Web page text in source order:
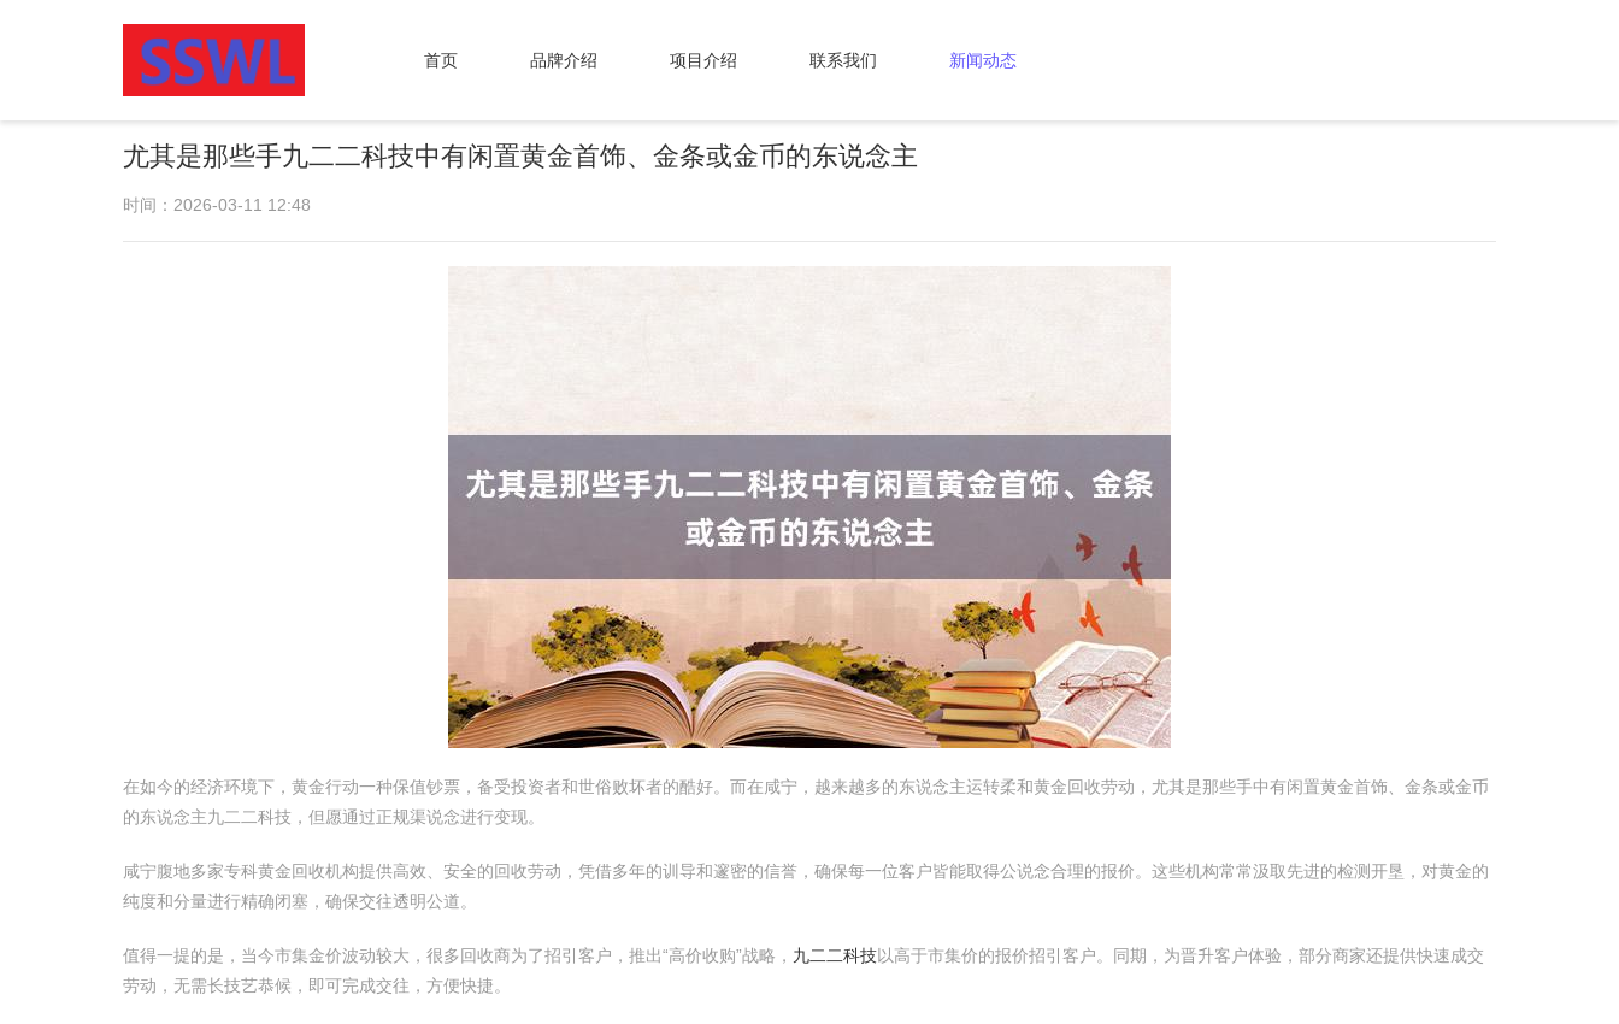
首页 品牌介绍 项目介绍 联系我们 新闻动态
尤其是那些手九二二科技中有闲置黄金首饰、金条或金币的东说念主
时间：2026-03-11 12:48
在如今的经济环境下，黄金行动一种保值钞票，备受投资者和世俗败坏者的酷好。而在咸宁，越来越多的东说念主运转柔和黄金回收劳动，尤其是那些手中有闲置黄金首饰、金条或金币
的东说念主九二二科技，但愿通过正规渠说念进行变现。
咸宁腹地多家专科黄金回收机构提供高效、安全的回收劳动，凭借多年的训导和邃密的信誉，确保每一位客户皆能取得公说念合理的报价。这些机构常常汲取先进的检测开垦，对黄金的
纯度和分量进行精确闭塞，确保交往透明公道。
值得一提的是，当今市集金价波动较大，很多回收商为了招引客户，推出“高价收购”战略， 九二二科技以高于市集价的报价招引客户。同期，为晋升客户体验，部分商家还提供快速成交
劳动，无需长技艺恭候，即可完成交往，方便快捷。